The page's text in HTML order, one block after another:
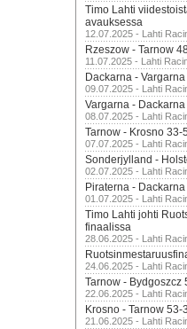
Timo Lahti
avauksessa
12.07.2025 - Lahti
Rzeszow - Tarnow
11.07.2025 - Lahti
Dackarna -
09.07.2025 - Lahti
Vargarna -
08.07.2025 - Lahti
Tarnow - Krosno 33-
07.07.2025 - Lahti
Sonderjylland -
02.07.2025 - Lahti
Piraterna -
01.07.2025 - Lahti
Timo Lahti johti
finaalissa
28.06.2025 - Lahti
24.06.2025 - Lahti
Tarnow - Bydgoszcz
22.06.2025 - Lahti
Krosno - Tarnow 53-
21.06.2025 - Lahti